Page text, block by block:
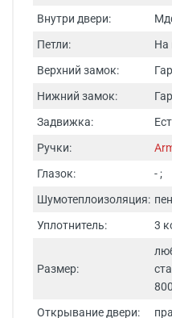
Внутри двери:
Петли:
На
Верхний замок:
Нижний замок:
Задвижка:
Ручки:
Глазок:
- ;
Шумотеплоизоляция:
Уплотнитель:
3
Размер:
Открывание двери: